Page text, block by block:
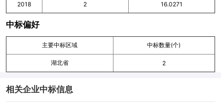
2018 2 16.0271
中标偏好
主要中标区域 中标数量(个)
湖北省 2
相关企业中标信息